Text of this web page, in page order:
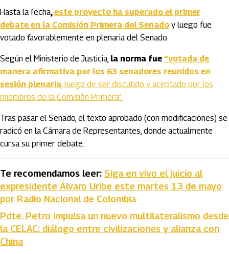
Hasta la fecha,este proyecto ha superado el primer
debate en la Comisión Primera del Senado y luego fue
votado favorablemente en plenaria del Senado.
Según el Ministerio de Justicia, la norma fue “votada de
manera afirmativa por los 63 senadores reunidos en
sesión plenaria, luego de ser discutido y aceptado por los
miembros de la Comisión Primera”.
Tras pasar el Senado, el texto aprobado (con modificaciones) se
radicó en la Cámara de Representantes, donde actualmente
cursa su primer debate.
Te recomendamos leer: Siga en vivo el juicio al
expresidente Álvaro Uribe este martes 13 de mayo
por Radio Nacional de Colombia
Pdte. Petro impulsa un nuevo multilateralismo desde
la CELAC: diálogo entre civilizaciones y alianza con
China